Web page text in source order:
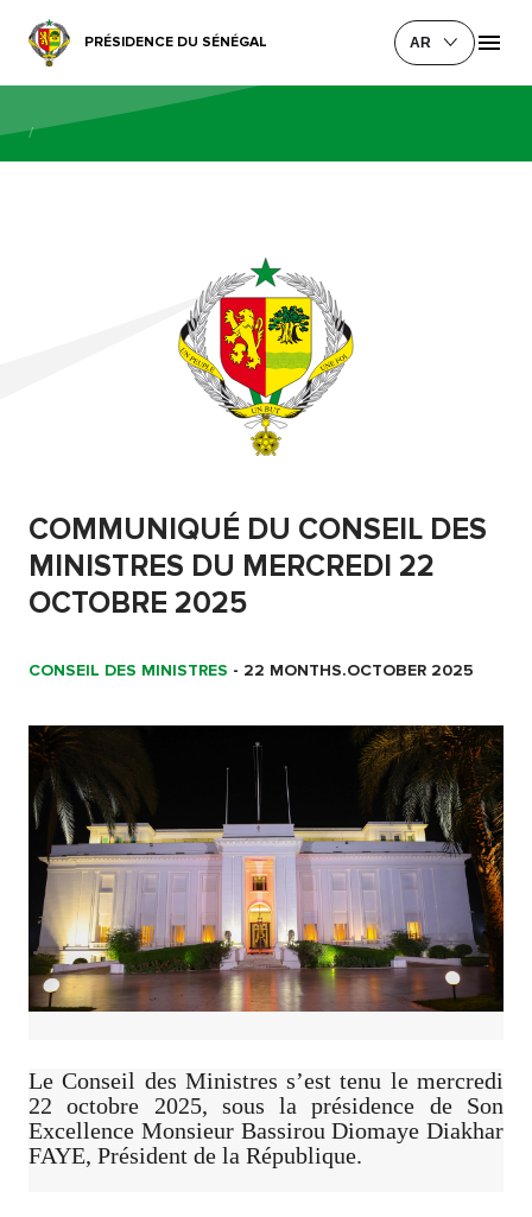
PRÉSIDENCE DU SÉNÉGAL AR
/
COMMUNIQUÉ DU CONSEIL DES
MINISTRES DU MERCREDI 22
OCTOBRE 2025
CONSEIL DES MINISTRES - 22 MONTHS.OCTOBER 2025
Le Conseil des Ministres s’est tenu le mercredi
22 octobre 2025, sous la présidence de Son
Excellence Monsieur Bassirou Diomaye Diakhar
FAYE, Président de la République.